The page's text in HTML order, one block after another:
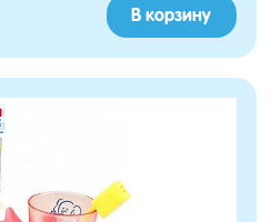
В корзину